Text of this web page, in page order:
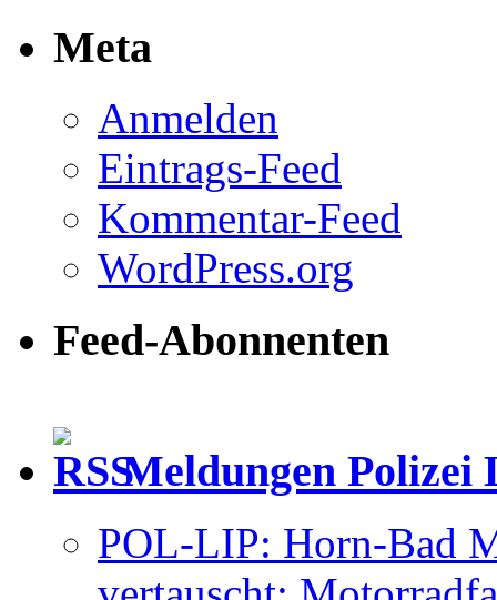
Meta
Anmelden
Eintrags-Feed
Kommentar-Feed
WordPress.org
Feed-Abonnenten
Meldungen Polizei
POL-LIP: Horn-Bad